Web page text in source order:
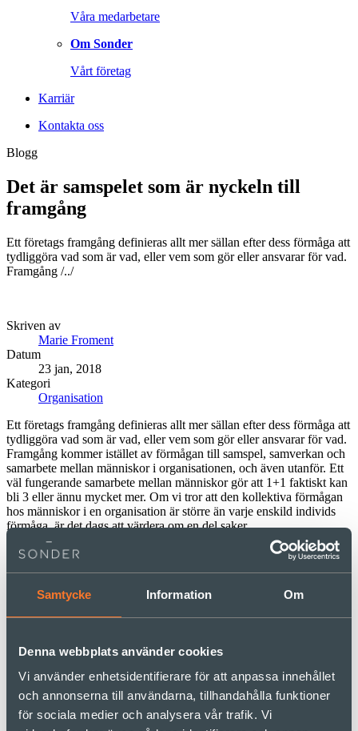
Samtycke Information Om
Denna webbplats använder cookies
Vi använder enhetsidentifierare för att anpassa innehållet
och annonserna till användarna, tillhandahålla funktioner
för sociala medier och analysera vår trafik. Vi
Våra medarbetare
Om Sonder
Vårt företag
Karriär
Kontakta oss
Blogg
Det är samspelet som är nyckeln till
framgång
Ett företags framgång definieras allt mer sällan efter dess förmåga att
tydliggöra vad som är vad, eller vem som gör eller ansvarar för vad.
Framgång /../
Skriven av
Marie Froment
Datum
23 jan, 2018
Kategori
Organisation
Ett företags framgång definieras allt mer sällan efter dess förmåga att
tydliggöra vad som är vad, eller vem som gör eller ansvarar för vad.
Framgång kommer istället av förmågan till samspel, samverkan och
samarbete mellan människor i organisationen, och även utanför. Ett
väl fungerande samarbete mellan människor gör att 1+1 faktiskt kan
bli 3 eller ännu mycket mer. Om vi tror att den kollektiva förmågan
hos människor i en organisation är större än varje enskild individs
förmåga, är det dags att värdera om en del saker.
Effektivitetsekvationen håller inte längre
Hur vi definierar och mäter effektivitet till exempel. Idag sätter vi
rätt som möjligt. Ser vi att det finns ”externa faktorer” som påverkar
utomstående.
Men tänk om det inte är den enskilda prestationen som är det
viktiga, utan det som händer mellan individer eller delar? Vad
händer då när vi sätter fokus på enskilda delen?